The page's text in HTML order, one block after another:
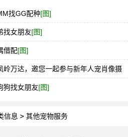
找GG配种[图]
找女朋友[图]
借配[图]
岭万达，邀您一起参与新年人宠肖像摄
狗找女朋友[图]
信息 > 其他宠物服务